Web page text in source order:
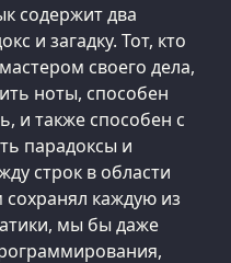
содержит два
и загадку. Тот, кто
своего дела,
ноты, способен
и также способен с
парадоксы и
строк в области
каждую из
мы бы даже